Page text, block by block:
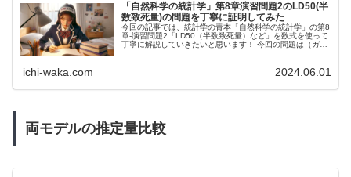
「自然科学の統計学」第8章演習問題2のLD50(半
数致死量)の問題を丁寧に証明してみた
今回の記事では、統計学の青本「自然科学の統計学」の第8
章-演習問題2「LD50（半数致死量）など」を数式を使って
丁寧に解説していきたいと思います！ 今回の問題は（ガウ
ichi-waka.com 2024.06.01
両モデルの推定量比較